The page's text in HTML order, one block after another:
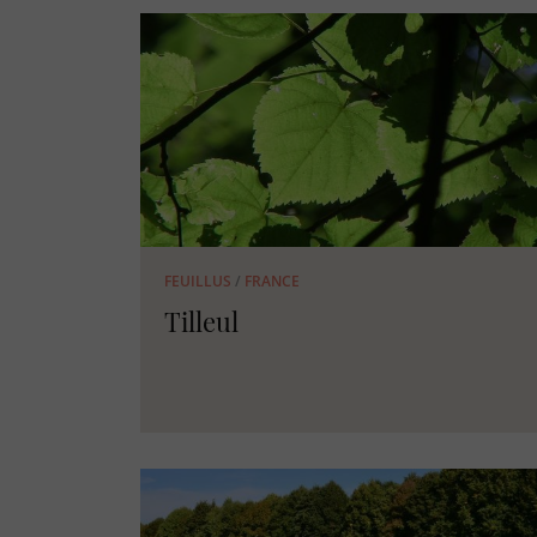
FEUILLUS / FRANCE
Tilleul